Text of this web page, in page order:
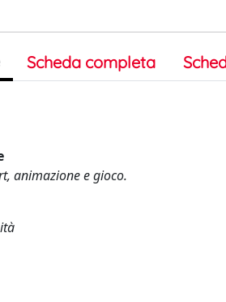
Scheda completa
animazione e gioco.